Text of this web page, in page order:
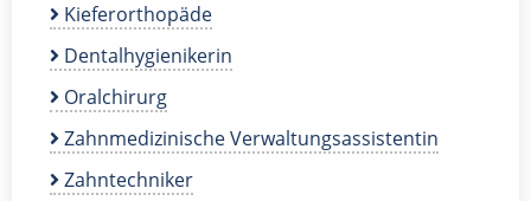
Kieferorthopäde
Dentalhygienikerin
Oralchirurg
Zahnmedizinische Verwaltungsassistentin
Zahntechniker